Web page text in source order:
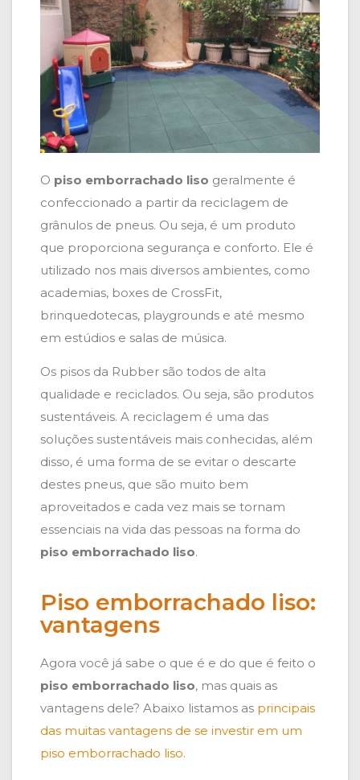
O piso emborrachado liso geralmente é
confeccionado a partir da reciclagem de
grânulos de pneus. Ou seja, é um produto
que proporciona segurança e conforto. Ele é
utilizado nos mais diversos ambientes, como
academias, boxes de CrossFit,
brinquedotecas, playgrounds e até mesmo
em estúdios e salas de música.
Os pisos da Rubber são todos de alta
qualidade e reciclados. Ou seja, são produtos
sustentáveis. A reciclagem é uma das
soluções sustentáveis mais conhecidas, além
disso, é uma forma de se evitar o descarte
destes pneus, que são muito bem
aproveitados e cada vez mais se tornam
essenciais na vida das pessoas na forma do
piso emborrachado liso.
Piso emborrachado liso:
vantagens
Agora você já sabe o que é e do que é feito o
piso emborrachado liso, mas quais as
vantagens dele? Abaixo listamos as principais
das muitas vantagens de se investir em um
piso emborrachado liso.